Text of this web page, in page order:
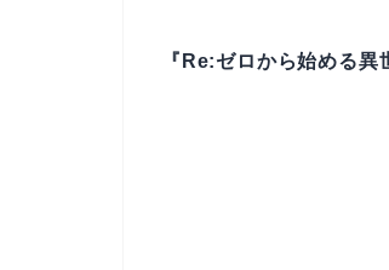
『Re:ゼロから始める